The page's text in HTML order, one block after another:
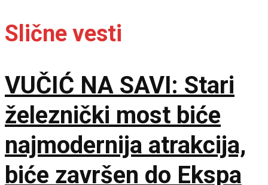
Slične vesti
VUČIĆ NA SAVI: Stari
železnički most biće
najmodernija atrakcija,
biće završen do Ekspa